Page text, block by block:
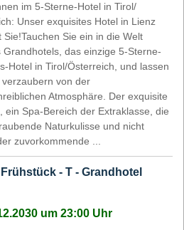
im 5-Sterne-Hotel in Tirol/
Unser exquisites Hotel in Lienz
Sie!Tauchen Sie ein in die Welt
Grandhotels, das einzige 5-Sterne-
Hotel in Tirol/Österreich, und lassen
verzaubern von der
Atmosphäre. Der exquisite
ein Spa-Bereich der Extraklasse, die
Naturkulisse und nicht
zuvorkommende ...
- T - Grandhotel
um 23:00 Uhr